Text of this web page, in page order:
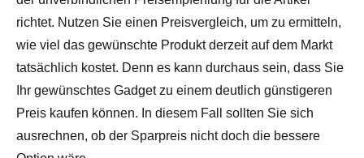
richtet. Nutzen Sie einen Preisvergleich, um zu ermitteln,
wie viel das gewünschte Produkt derzeit auf dem Markt
tatsächlich kostet. Denn es kann durchaus sein, dass Sie
Ihr gewünschtes Gadget zu einem deutlich günstigeren
Preis kaufen können. In diesem Fall sollten Sie sich
ausrechnen, ob der Sparpreis nicht doch die bessere